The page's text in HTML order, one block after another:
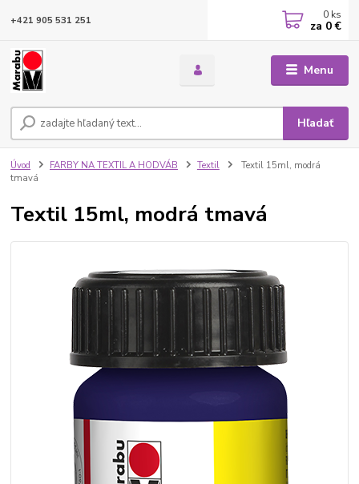
Menu
Hľadať
+421 905 531 251 0 ks
za 0 €
Úvod FARBY NA TEXTIL A HODVÁB Textil
Textil 15ml, modrá
tmavá
Textil 15ml, modrá tmavá